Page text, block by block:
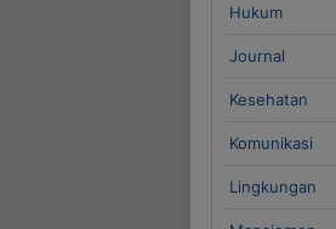
Hukum
Journal
Kesehatan
Komunikasi
Lingkungan